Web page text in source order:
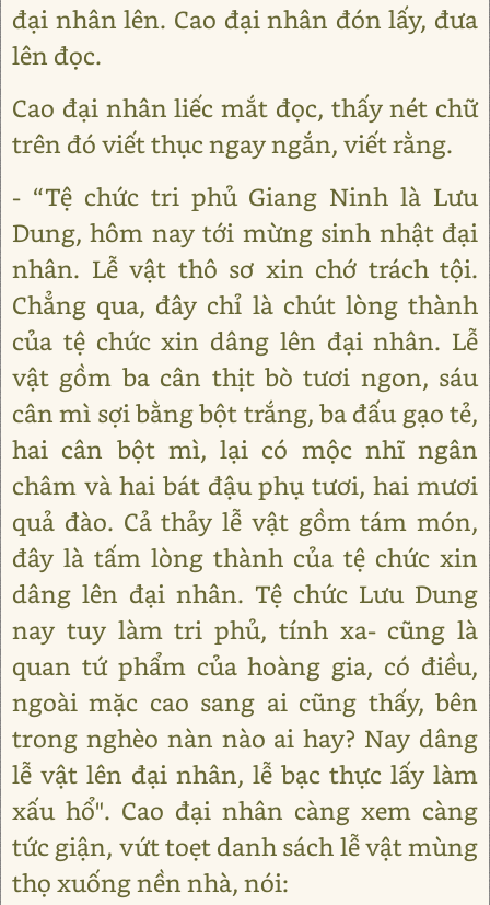
đại nhân lên. Cao đại nhân đón lấy, đưa
lên đọc.
Cao đại nhân liếc mắt đọc, thấy nét chữ
trên đó viết thục ngay ngắn, viết rằng.
- “Tệ chức tri phủ Giang Ninh là Lưu
Dung, hôm nay tới mừng sinh nhật đại
nhân. Lễ vật thô sơ xin chớ trách tội.
Chẳng qua, đây chỉ là chút lòng thành
của tệ chức xin dâng lên đại nhân. Lễ
vật gồm ba cân thịt bò tươi ngon, sáu
cân mì sợi bằng bột trắng, ba đấu gạo tẻ,
hai cân bột mì, lại có mộc nhĩ ngân
châm và hai bát đậu phụ tươi, hai mươi
quả đào. Cả thảy lễ vật gồm tám món,
đây là tấm lòng thành của tệ chức xin
dâng lên đại nhân. Tệ chức Lưu Dung
nay tuy làm tri phủ, tính xa- cũng là
quan tứ phẩm của hoàng gia, có điều,
ngoài mặc cao sang ai cũng thấy, bên
trong nghèo nàn nào ai hay? Nay dâng
lễ vật lên đại nhân, lễ bạc thực lấy làm
xấu hổ". Cao đại nhân càng xem càng
tức giận, vứt toẹt danh sách lễ vật mùng
thọ xuống nền nhà, nói: